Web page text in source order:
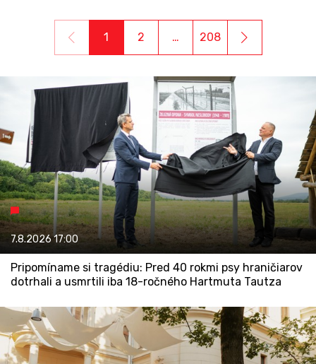
1 2 … 208
7.8.202617:00
Pripomíname si tragédiu: Pred 40 rokmi psy hraničiarov
dotrhali a usmrtili iba 18-ročného Hartmuta Tautza